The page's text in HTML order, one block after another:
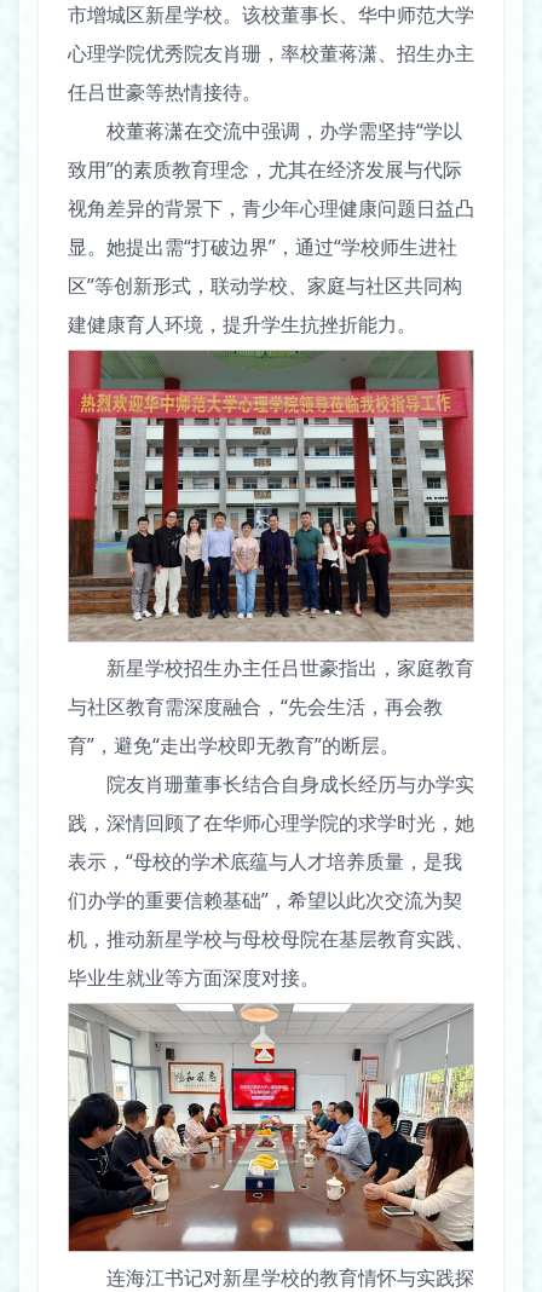
市增城区新星学校。该校董事长、华中师范大学
心理学院优秀院友肖珊，率校董蒋潇、招生办主
任吕世豪等热情接待。
校董蒋潇在交流中强调，办学需坚持“学以
致用”的素质教育理念，尤其在经济发展与代际
视角差异的背景下，青少年心理健康问题日益凸
显。她提出需“打破边界”，通过“学校师生进社
区”等创新形式，联动学校、家庭与社区共同构
建健康育人环境，提升学生抗挫折能力。
新星学校招生办主任吕世豪指出，家庭教育
与社区教育需深度融合，“先会生活，再会教
育”，避免“走出学校即无教育”的断层。
院友肖珊董事长结合自身成长经历与办学实
践，深情回顾了在华师心理学院的求学时光，她
表示，“母校的学术底蕴与人才培养质量，是我
们办学的重要信赖基础”，希望以此次交流为契
机，推动新星学校与母校母院在基层教育实践、
毕业生就业等方面深度对接。
连海江书记对新星学校的教育情怀与实践探